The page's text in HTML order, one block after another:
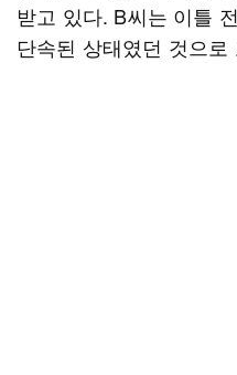
받고 있다. B씨는 이틀
단속된 상태였던 것으로